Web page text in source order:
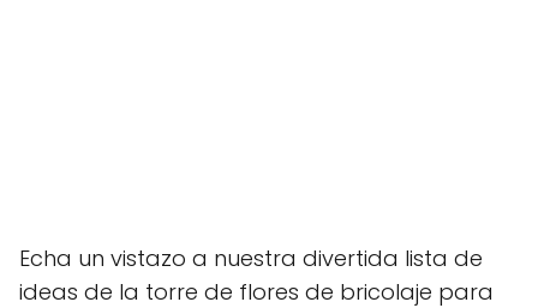
Echa un vistazo a nuestra divertida lista de
ideas de la torre de flores de bricolaje para